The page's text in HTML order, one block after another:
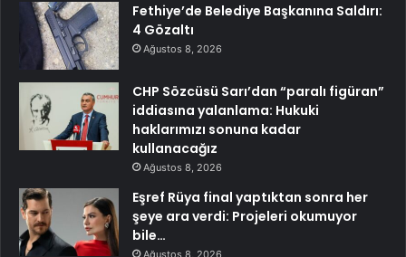
Fethiye’de Belediye Başkanına Saldırı:
4 Gözaltı
Ağustos 8, 2026
CHP Sözcüsü Sarı’dan “paralı figüran”
iddiasına yalanlama: Hukuki
haklarımızı sonuna kadar
kullanacağız
Ağustos 8, 2026
Eşref Rüya final yaptıktan sonra her
şeye ara verdi: Projeleri okumuyor
bile…
Ağustos 8, 2026